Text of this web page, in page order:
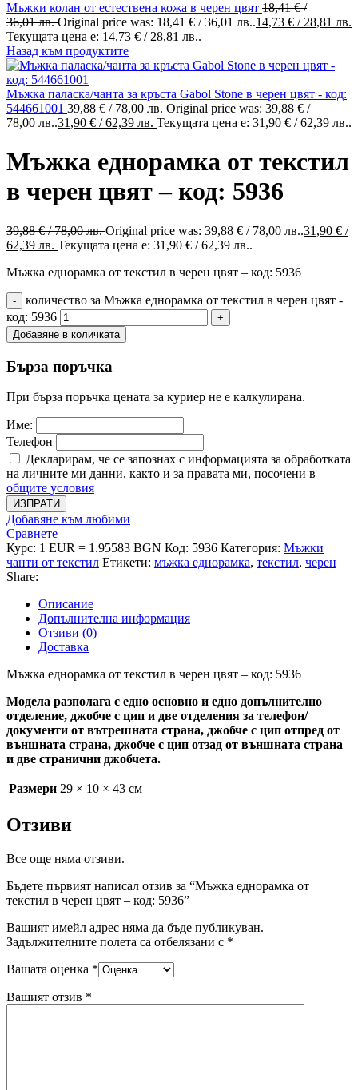
Мъжки колан от естествена кожа в черен цвят 18,41€/
36,01 лв.Original price was: 18,41 € / 36,01 лв..14,73 € / 28,81 лв.
Текущата цена е: 14,73 € / 28,81 лв..
Назад към продуктите
Мъжка паласка/чанта за кръста Gabol Stone в черен цвят - код:
544661001 39,88€/ 78,00 лв.Original price was: 39,88 € /
78,00 лв..31,90 € / 62,39 лв. Текущата цена е: 31,90 € / 62,39 лв..
Мъжка еднорамка от текстил
в черен цвят – код: 5936
39,88€/ 78,00 лв.Original price was: 39,88 € / 78,00 лв..31,90 € /
62,39 лв. Текущата цена е: 31,90 € / 62,39 лв..
Мъжка еднорамка от текстил в черен цвят – код: 5936
количество за Мъжка еднорамка от текстил в черен цвят -
код: 5936
Добавяне в количката
Бърза поръчка
При бърза поръчка цената за куриер не е калкулирана.
Име:
Телефон
Декларирам, че се запознах с информацията за обработката
на личните ми данни, както и за правата ми, посочени в
общите условия
ИЗПРАТИ
Добавяне към любими
Сравнете
Курс: 1 EUR = 1.95583 BGN Код: 5936 Категория: Мъжки
чанти от текстил Етикети: мъжка еднорамка, текстил, черен
Share:
Описание
Допълнителна информация
Отзиви (0)
Доставка
Мъжка еднорамка от текстил в черен цвят – код: 5936
Модела разполага с едно основно и едно допълнително
отделение, джобче с цип и две отделения за телефон/
документи от вътрешната страна, джобче с цип отпред от
външната страна, джобче с цип отзад от външната страна
и две странични джобчета.
Размери 29 × 10 × 43 см
Отзиви
Все още няма отзиви.
Бъдете първият написал отзив за “Мъжка еднорамка от
текстил в черен цвят – код: 5936”
Вашият имейл адрес няма да бъде публикуван.
Задължителните полета са отбелязани с *
Вашата оценка *
Вашият отзив *